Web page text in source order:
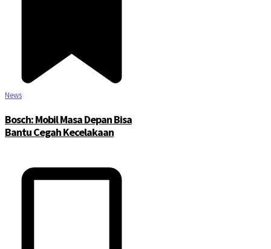
News
Bosch: Mobil Masa Depan Bisa
Bantu Cegah Kecelakaan